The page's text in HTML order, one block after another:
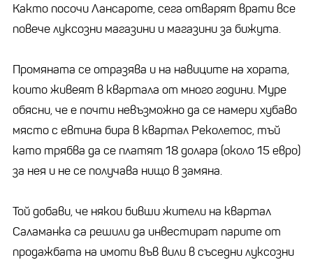
Както посочи Лансароте, сега отварят врати все
повече луксозни магазини и магазини за бижута.
Промяната се отразява и на навиците на хората,
които живеят в квартала от много години. Муре
обясни, че е почти невъзможно да се намери хубаво
място с евтина бира в квартал Реколетос, тъй
като трябва да се платят 18 долара (около 15 евро)
за нея и не се получава нищо в замяна.
Той добави, че някои бивши жители на квартал
Саламанка са решили да инвестират парите от
продажбата на имоти във вили в съседни луксозни